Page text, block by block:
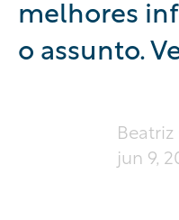
melhores
o assunto.
jun 9,